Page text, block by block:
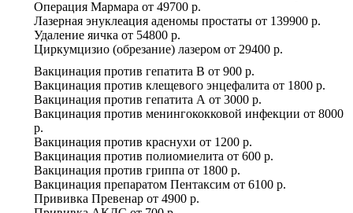
Операция Мармара от 49700 р.
Лазерная энуклеация аденомы простаты от 139900 р.
Удаление яичка от 54800 р.
Циркумцизио (обрезание) лазером от 29400 р.
Вакцинация против гепатита В от 900 р.
Вакцинация против клещевого энцефалита от 1800 р.
Вакцинация против гепатита А от 3000 р.
Вакцинация против менингококковой инфекции от 8000
р.
Вакцинация против краснухи от 1200 р.
Вакцинация против полиомиелита от 600 р.
Вакцинация против гриппа от 1800 р.
Вакцинация препаратом Пентаксим от 6100 р.
Прививка Превенар от 4900 р.